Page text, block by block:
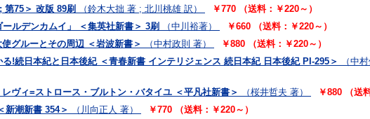
第75＞ 改版 89刷
（鈴木大拙 著 ; 北川桃雄 訳）
￥770 （送料：￥220～）
ルデンカムイ」 ＜集英社新書＞ 3刷
（中川裕著）
￥660 （送料：￥220～）
グルーとその周辺 ＜岩波新書＞
（中村政則 著）
￥880 （送料：￥220～）
!続日本紀と日本後紀 ＜青春新書 インテリジェンス 続日本紀 日本後紀 PI-295＞
（中
レヴィ=ストロース・ブルトン・バタイユ ＜平凡社新書＞
（桜井哲夫 著）
￥880 （送
新潮新書 354＞
（川向正人 著）
￥770 （送料：￥220～）